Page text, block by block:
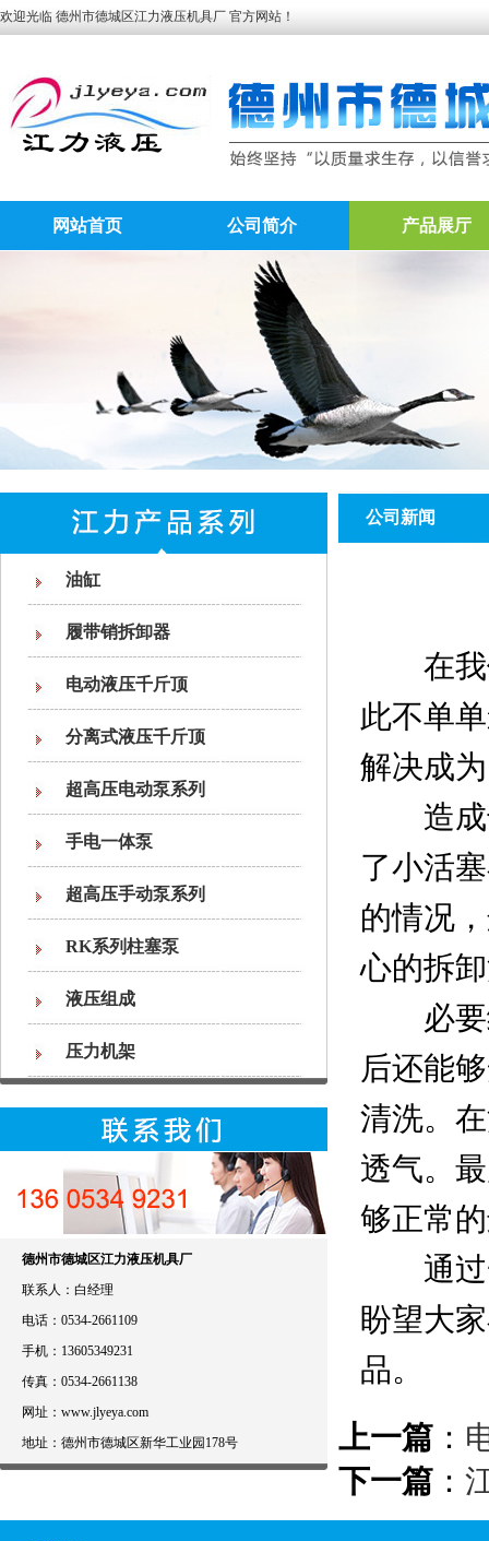
欢迎光临 德州市德城区江力液压机具厂 官方网站！
网站首页 公司简介 产品展厅
油缸
履带销拆卸器
电动液压千斤顶
分离式液压千斤顶
超高压电动泵系列
手电一体泵
超高压手动泵系列
RK系列柱塞泵
液压组成
压力机架
德州市德城区江力液压机具厂
联系人：白经理
电话：0534-2661109
手机：13605349231
传真：0534-2661138
网址：www.jlyeya.com
地址：德州市德城区新华工业园178号
公司新闻
在我
此不单
解决成
造成千
了小活
的情况
心的拆
必要细
后还能
清洗。
透气。
够正常
通过一
盼望大
品。
上一篇 ：
下一篇 ：